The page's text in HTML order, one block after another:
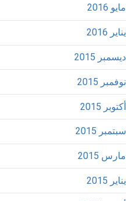
مايو 2016
يناير 2016
ديسمبر 2015
نوفمبر 2015
أكتوبر 2015
سبتمبر 2015
مارس 2015
يناير 2015